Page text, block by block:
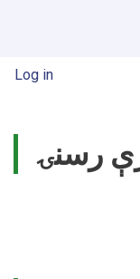
User account
Log in
رسنۍ